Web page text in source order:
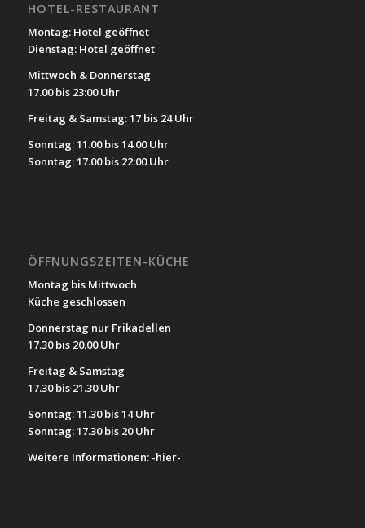
HOTEL-RESTAURANT
Montag: Hotel geöffnet
Dienstag: Hotel geöffnet
Mittwoch & Donnerstag
17.00 bis 23:00 Uhr
Freitag & Samstag: 17 bis 24 Uhr
Sonntag: 11.00 bis 14.00 Uhr
Sonntag: 17.00 bis 22:00 Uhr
ÖFFNUNGSZEITEN-KÜCHE
Montag bis Mittwoch
Küche geschlossen
Donnerstag nur Frikadellen
17.30 bis 20.00 Uhr
Freitag & Samstag
17.30 bis 21.30 Uhr
Sonntag: 11.30 bis 14 Uhr
Sonntag: 17.30 bis 20 Uhr
Weitere Informationen: -hier-